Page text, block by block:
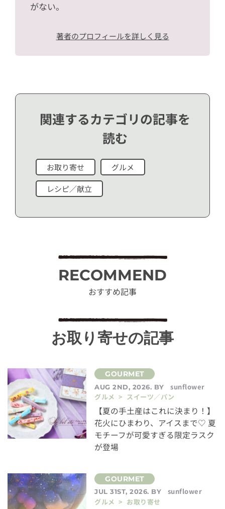
がない。
著者のプロフィールを詳しく見る
関連するカテゴリの記事を
読む
お取り寄せ グルメ
レシピ／献立
RECOMMEND
おすすめ記事
お取り寄せの記事
AUG 2ND, 2026. BY
sunflower
グルメ > スイーツ／パン
【夏の手土産はこれに決まり！】
花火にひまわり、アイスまで♡ 夏
モチーフが可愛すぎる限定ラスク
が登場
JUL 31ST, 2026. BY
sunflower
グルメ > お取り寄せ